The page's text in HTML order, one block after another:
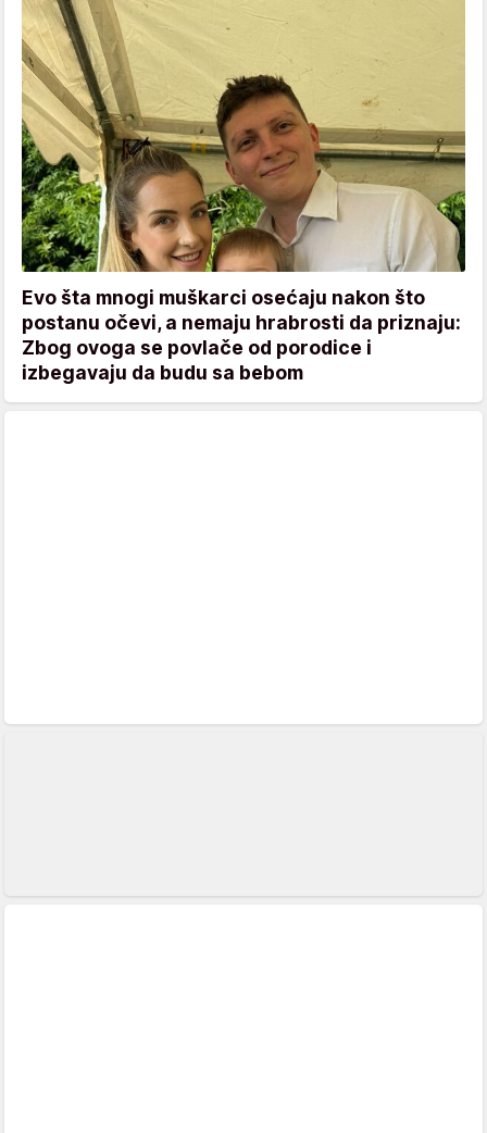
Evo šta mnogi muškarci osećaju nakon što
postanu očevi, a nemaju hrabrosti da priznaju:
Zbog ovoga se povlače od porodice i
izbegavaju da budu sa bebom